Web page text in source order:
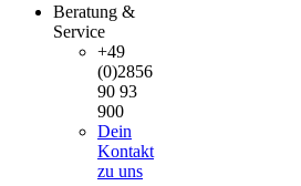
Beratung &
Service
+49
(0)2856
90 93
900
Dein
Kontakt
zu uns